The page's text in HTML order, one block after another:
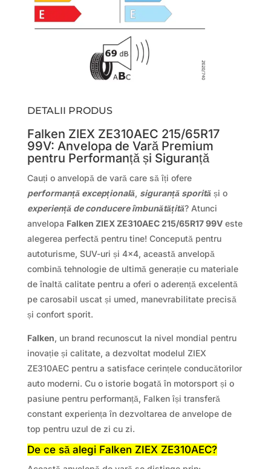
DETALII PRODUS
Falken ZIEX ZE310AEC 215/65R17
99V: Anvelopa de Vară Premium
pentru Performanță și Siguranță
Cauți o anvelopă de vară care să îți ofere
performanță excepțională, siguranță sporităși o
experiență de conducere îmbunătățită? Atunci
anvelopa Falken ZIEX ZE310AEC 215/65R17 99Veste
alegerea perfectă pentru tine! Concepută pentru
autoturisme, SUV-uri și 4×4, această anvelopă
combină tehnologie de ultimă generație cu materiale
de înaltă calitate pentru a oferi o aderență excelentă
pe carosabil uscat și umed, manevrabilitate precisă
și confort sporit.
Falken, un brand recunoscut la nivel mondial pentru
inovație și calitate, a dezvoltat modelul ZIEX
ZE310AEC pentru a satisface cerințele conducătorilor
auto moderni. Cu o istorie bogată în motorsport și o
pasiune pentru performanță, Falken își transferă
constant experiența în dezvoltarea de anvelope de
top pentru uzul de zi cu zi.
De ce să alegi Falken ZIEX ZE310AEC?